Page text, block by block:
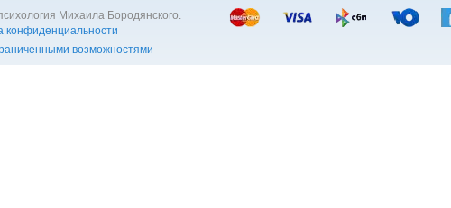
Михаила Бородянского.
конфиденциальности
возможностями